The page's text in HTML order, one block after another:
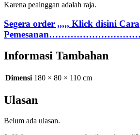
Karena pealnggan adalah raja.
Segera order ,,,,, Klick disini Cara
Informasi Tambahan
Dimensi 180 × 80 × 110 cm
Ulasan
Belum ada ulasan.